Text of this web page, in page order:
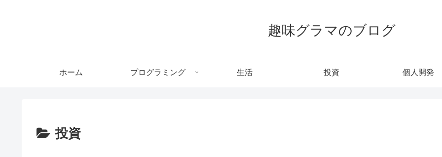
趣味グラマのブログ
ホーム プログラミング 生活 投資 個人開発
投資